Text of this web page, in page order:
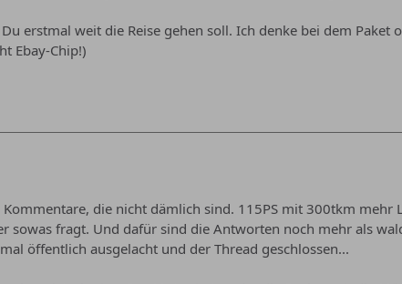
erstmal weit die Reise gehen soll. Ich denke bei dem
Ebay-Chip!)
Kommentare, die nicht dämlich sind. 115PS mit 300tkm
sowas fragt. Und dafür sind die Antworten noch mehr als
öffentlich ausgelacht und der Thread geschlossen...